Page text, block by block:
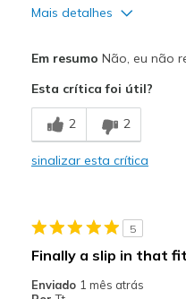
Mais detalhes
Contras
NOT Stylish
View On Shoes
I'm Into
Em resumo Não, eu não
Esta crítica foi útil?
2 2
sinalizar esta crítica
5
Finally a slip in that
Enviado 1 mês atrás